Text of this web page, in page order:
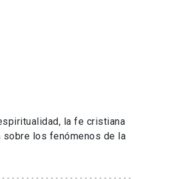
la fe cristiana
los fenómenos de la